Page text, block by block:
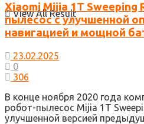
View All Result
Xiaomi Mijia 1T Sweeping
пылесос с улучшенной
навигацией и мощной
23.02.2025
0
306
В конце ноября 2020 года
робот-пылесос Mijia 1T
улучшенной версией